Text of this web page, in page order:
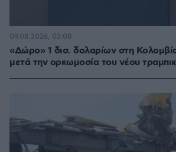
«Δώρο» 1 δισ. δολαρίων στη
μετά την ορκωμοσία του νέου
09.08.2026, 02:08